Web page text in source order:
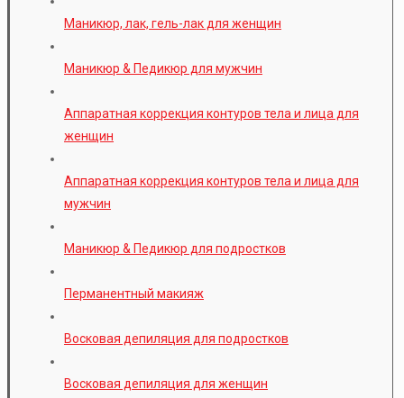
Маникюр, лак, гель-лак для женщин
Маникюр & Педикюр для мужчин
Аппаратная коррекция контуров тела и лица для
женщин
Аппаратная коррекция контуров тела и лица для
мужчин
Маникюр & Педикюр для подростков
Перманентный макияж
Восковая депиляция для подростков
Восковая депиляция для женщин